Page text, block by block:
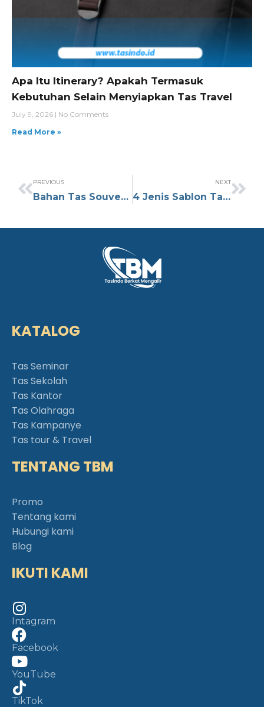
Apa Itu Itinerary? Apakah Termasuk
Kebutuhan Selain Menyiapkan Tas Travel
July 9, 2026
No Comments
Read More »
PREVIOUS
Bahan Tas Souvenir untuk Acara Kantor yang Berkesan, Tidak Perlu Bingung!
NEXT
4 Jenis Sablon Tas Terbaik, Warna Terang dan Anti Luntur
KATALOG
Tas Seminar
Tas Sekolah
Tas Kantor
Tas Olahraga
Tas Kampanye
Tas tour & Travel
TENTANG TBM
Promo
Tentang kami
Hubungi kami
Blog
IKUTI KAMI
Intagram
Facebook
YouTube
TikTok